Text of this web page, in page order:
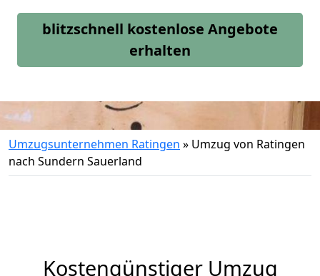
blitzschnell kostenlose Angebote
erhalten
Umzugsunternehmen Ratingen » Umzug von Ratingen
nach Sundern Sauerland
Kostengünstiger Umzug